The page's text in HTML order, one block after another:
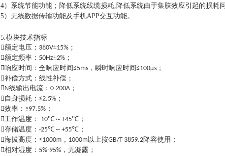
4）系统节能功能；降低系统线缆损耗,降低系统由于集肤效应引起的损耗
5）无线数据传输功能及手机APP交互功能。
5.模块技术指标
额定电压： 380V±15% ；
额定频率： 50Hz±2% ；
响应时间： 全响应时间≤5ms ，瞬时响应时间≤100μs ；
补偿方式：线性补偿；
 N线输出电流： 0-200A ；
 自身损耗： ≤2.5% ；
效率： ≥97.5% ；
工作温度： -10℃～ +45℃；
存储温度： -25℃～ +55℃；
海拔高度： ≤1000m ， 1000m以上按GB/T 3859.2降容使用；
相对湿度： 5%-95% ，无凝露；